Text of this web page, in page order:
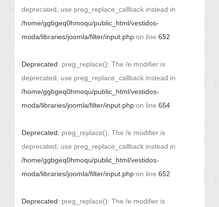
deprecated, use preg_replace_callback instead in
/home/ggbgeq0hmoqu/public_html/vestidos-
moda/libraries/joomla/filter/input.php on line 652
Deprecated: preg_replace(): The /e modifier is
deprecated, use preg_replace_callback instead in
/home/ggbgeq0hmoqu/public_html/vestidos-
moda/libraries/joomla/filter/input.php on line 654
Deprecated: preg_replace(): The /e modifier is
deprecated, use preg_replace_callback instead in
/home/ggbgeq0hmoqu/public_html/vestidos-
moda/libraries/joomla/filter/input.php on line 652
Deprecated: preg_replace(): The /e modifier is